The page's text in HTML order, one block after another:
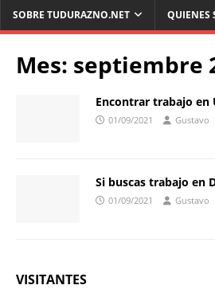
SOBRE TUDURAZNO.NET QUIENES
Mes: septiembre
Encontrar trabajo en
01/09/2021 Gustavo
Si buscas trabajo en
01/09/2021 Gustavo
VISITANTES